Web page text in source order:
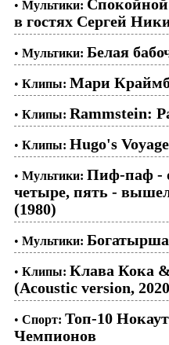
• Мультики:
в гостях Сергей
• Мультики: Белая
• Клипы: Мари
• Клипы: Rammstein:
• Клипы: Hugo's
• Мультики: Пиф-паф -
четыре, пять -
(1980)
• Мультики: Богатырша
• Клипы: Клава Кока
(Acoustic version,
• Спорт: Топ-10
Чемпионов